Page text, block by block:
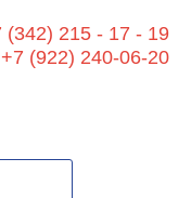
(342) 215 - 17 - 19
+7 (922) 240-06-20